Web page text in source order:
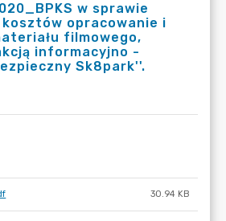
w sprawie
opracowanie i
filmowego,
informacyjno -
Sk8park''.
30.94 KB